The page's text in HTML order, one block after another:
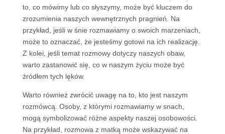
to, co mówimy lub co słyszymy, może być kluczem do
zrozumienia naszych wewnętrznych pragnień. Na
przykład, jeśli w śnie rozmawiamy o swoich marzeniach,
może to oznaczać, że jesteśmy gotowi na ich realizację.
Z kolei, jeśli temat rozmowy dotyczy naszych obaw,
warto zastanowić się, co w naszym życiu może być
źródłem tych lęków.
Warto również zwrócić uwagę na to, kto jest naszym
rozmówcą. Osoby, z którymi rozmawiamy w snach,
mogą symbolizować różne aspekty naszej osobowości.
Na przykład, rozmowa z matką może wskazywać na